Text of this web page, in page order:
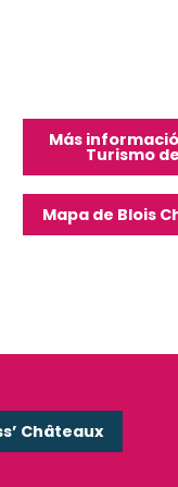
Más
Turismo
Mapa de Blois
Châteaux